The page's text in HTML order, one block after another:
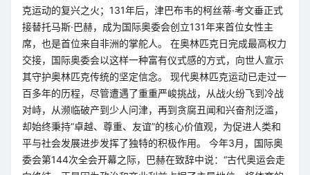
克运动的复兴之火；131年后，津巴布韦的柯丝蒂·考文垂正式
接替托马斯·巴赫，成为国际奥委会创立131年来首位女性主
席，也是首位来自非洲的掌舵人。 在奥林匹克日完成最高权力
交接，国际奥委会以这样一种富有仪式感的方式，向世人宣示
其守护奥林匹克传统的坚定信念。 现代奥林匹克运动已走过一
百多年的历程，尽管遭遇了重重严峻挑战，从战火纷飞到冷战
对峙，从濒临破产到少人问津，再到贪腐丑闻和兴奋剂泛滥，
却始终秉持“卓越、尊重、友谊”的核心价值观，为促进人类和
平与社会发展进步发挥了独特的积极作用。 今年3月，国际奥
委会第144次全会开幕之际，巴赫在致辞中说：“古代奥运会走